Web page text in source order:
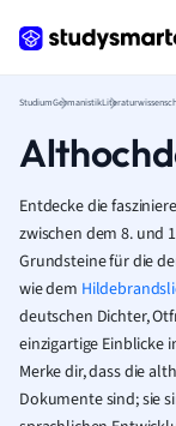
StudiumGermanistik
Entdecke die
zwischen dem 8. und
Grundsteine für die
wie dem
deutschen Dichter,
einzigartige Einblicke
Merke dir, dass die
Dokumente sind; sie